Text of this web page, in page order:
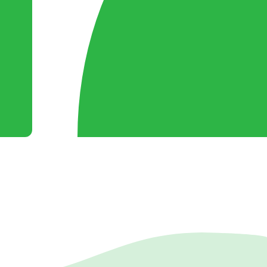
especialmente en las experiencias y
turísticos.
Desarrollo de una experiencia turística
cumpla con los criterios de accesibilidad
universal y su paquetización.
Elaboración de un programa de manera
integral que abarque la formación y
sensibilización.